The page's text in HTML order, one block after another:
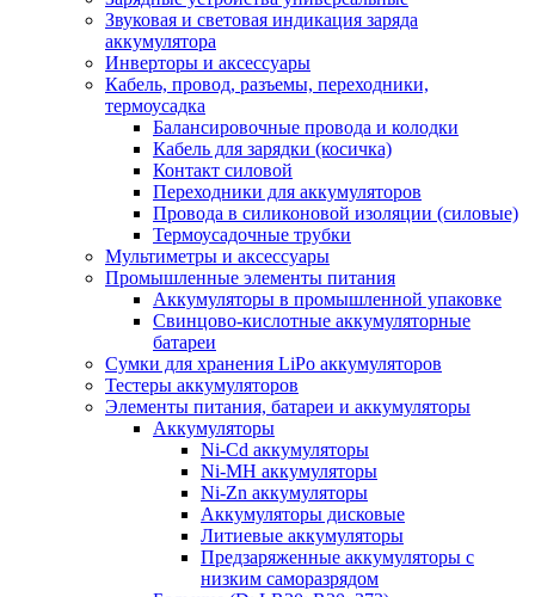
Звуковая и световая индикация заряда
аккумулятора
Инверторы и аксессуары
Кабель, провод, разъемы, переходники,
термоусадка
Балансировочные провода и колодки
Кабель для зарядки (косичка)
Контакт силовой
Переходники для аккумуляторов
Провода в силиконовой изоляции (силовые)
Термоусадочные трубки
Мультиметры и аксессуары
Промышленные элементы питания
Аккумуляторы в промышленной упаковке
Свинцово-кислотные аккумуляторные
батареи
Сумки для хранения LiPo аккумуляторов
Тестеры аккумуляторов
Элементы питания, батареи и аккумуляторы
Аккумуляторы
Ni-Cd аккумуляторы
Ni-MH аккумуляторы
Ni-Zn аккумуляторы
Аккумуляторы дисковые
Литиевые аккумуляторы
Предзаряженные аккумуляторы с
низким саморазрядом